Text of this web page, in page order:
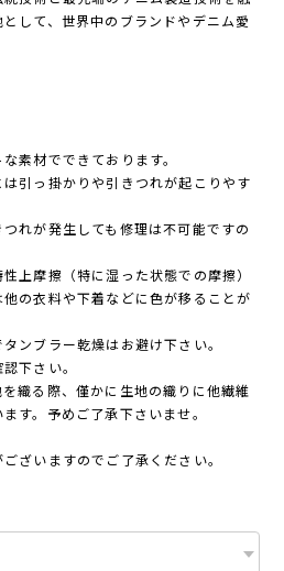
して、世界中のブランドやデニム愛
素材でできております。
引っ掛かりや引きつれが起こりやす
れが発生しても修理は不可能ですの
上摩擦（特に湿った状態での摩擦）
の衣料や下着などに色が移ることが
ンブラー乾燥はお避け下さい。
下さい。
織る際、僅かに生地の織りに他繊維
す。予めご了承下さいませ。
ざいますのでご了承ください。